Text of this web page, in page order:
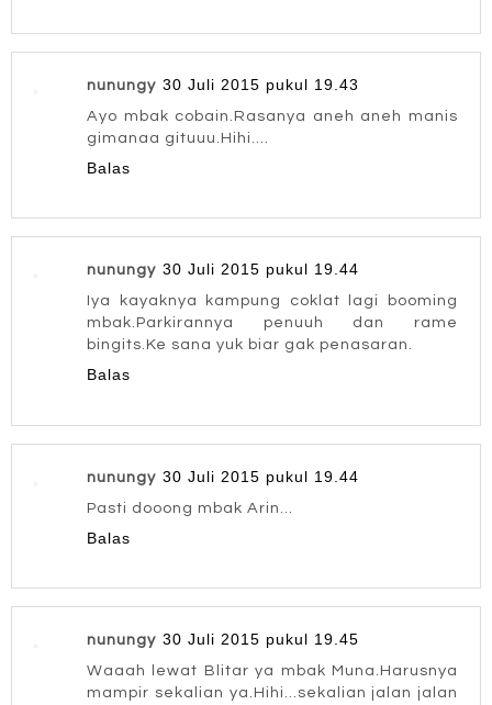
nunungy 30 Juli 2015 pukul 19.43
Ayo mbak cobain.Rasanya aneh aneh manis
gimanaa gituuu.Hihi....
Balas
nunungy 30 Juli 2015 pukul 19.44
Iya kayaknya kampung coklat lagi booming
mbak.Parkirannya penuuh dan rame
bingits.Ke sana yuk biar gak penasaran.
Balas
nunungy 30 Juli 2015 pukul 19.44
Pasti dooong mbak Arin...
Balas
nunungy 30 Juli 2015 pukul 19.45
Waaah lewat Blitar ya mbak Muna.Harusnya
mampir sekalian ya.Hihi...sekalian jalan jalan